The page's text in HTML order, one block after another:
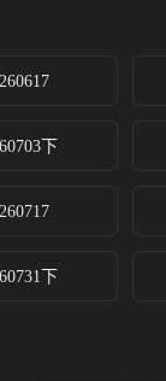
下
下